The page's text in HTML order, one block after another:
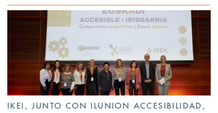
IKEI, JUNTO CON ILUNION ACCESIBILIDAD,